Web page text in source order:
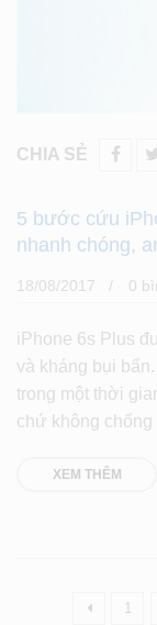
CHIA SẺ
5 bước cứu
nhanh chóng,
18/08/2017 0
iPhone 6s Plus
và kháng bụi
trong một thời
chứ không chống
XEM THÊM
1